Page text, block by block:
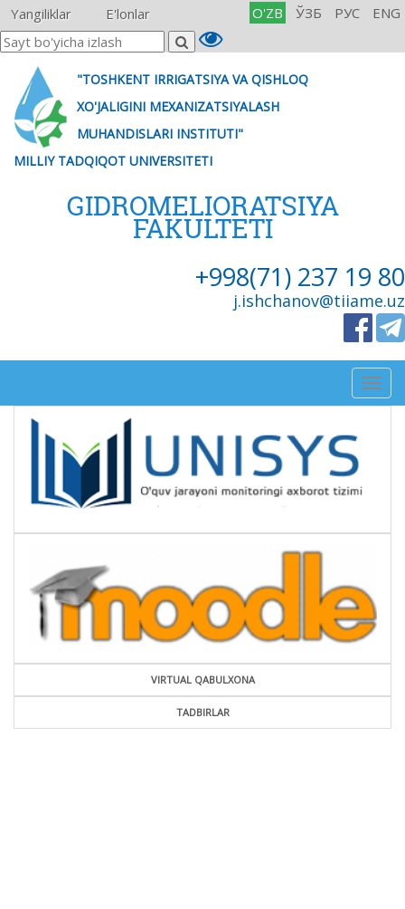
Yangiliklar E'lonlar O'ZB ЎЗБ РУС ENG
"TOSHKENT IRRIGATSIYA VA QISHLOQ
XO'JALIGINI MEXANIZATSIYALASH
MUHANDISLARI INSTITUTI"
MILLIY TADQIQOT UNIVERSITETI
GIDROMELIORATSIYA
FAKULTETI
+998(71) 237 19 80
j.ishchanov@tiiame.uz
VIRTUAL QABULXONA
TADBIRLAR